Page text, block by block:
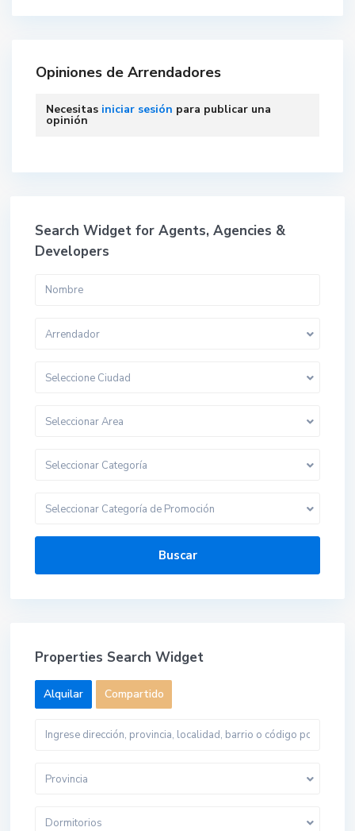
Opiniones de Arrendadores
Necesitas iniciar sesión para publicar una
opinión
Search Widget for Agents, Agencies &
Developers
Arrendador
Seleccione Ciudad
Seleccionar Area
Seleccionar Categoría
Seleccionar Categoría de Promoción
Buscar
Properties Search Widget
Alquilar Compartido
Provincia
Dormitorios